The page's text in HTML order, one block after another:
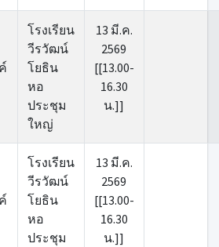
โรงเรียน
วีรวัฒน์
โยธิน
หอ
ประชุม
ใหญ่
13 มี.ค.
2569
[[13.00-
16.30
น.]]
โรงเรียน
วีรวัฒน์
โยธิน
หอ
ประชุม
13 มี.ค.
2569
[[13.00-
16.30
น.]]